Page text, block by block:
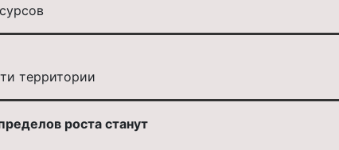
территории
роста станут